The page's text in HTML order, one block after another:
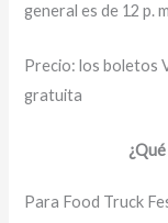
general es de 12 p.
Precio: los boletos
gratuita
Para Food Truck